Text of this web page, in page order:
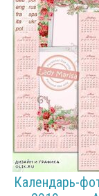
Календарь-